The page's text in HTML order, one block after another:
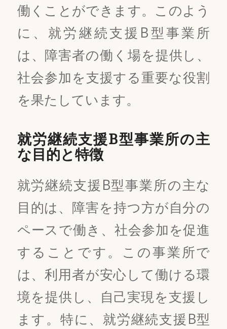
働くことができます。このよう
に、就労継続支援B型事業所
は、障害者の働く場を提供し、
社会参加を支援する重要な役割
を果たしています。
就労継続支援B型事業所の主
な目的と特徴
就労継続支援B型事業所の主な
目的は、障害を持つ方が自分の
ペースで働き、社会参加を促進
することです。この事業所で
は、利用者が安心して働ける環
境を提供し、自己実現を支援し
ます。特に、就労継続支援B型